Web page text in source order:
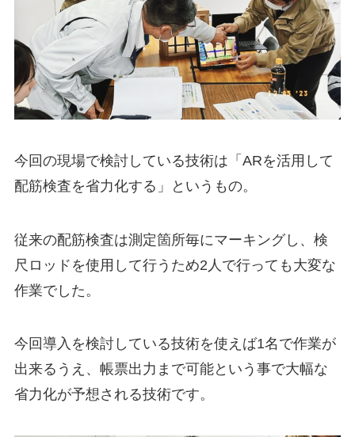
今回の現場で検討している技術は「ARを活用して
配筋検査を省力化する」というもの。
従来の配筋検査は測定箇所毎にマーキングし、検
尺ロッドを使用して行うため2人で行っても大変な
作業でした。
今回導入を検討している技術を使えば1名で作業が
出来るうえ、帳票出力まで可能という事で大幅な
省力化が予想される技術です。